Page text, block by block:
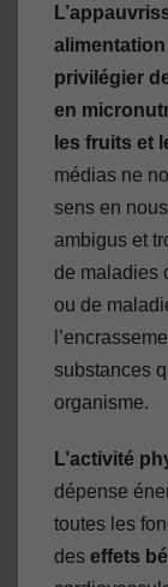
alimentation
privilégier
en
les fruits et
médias ne
sens en
ambigus et
de maladies
ou de
substances
organisme.
L’activité
dépense
toutes les
des effets